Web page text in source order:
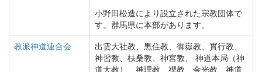
小野田松造により設立された宗教団体で
す。群馬県に本部があります。
教派神道連合会
出雲大社教、黒住教、御嶽教、實行教、
神習教、枎桑教、神宮教、 神道本局（神
道大教）、神理教、禊教、金光教、神道